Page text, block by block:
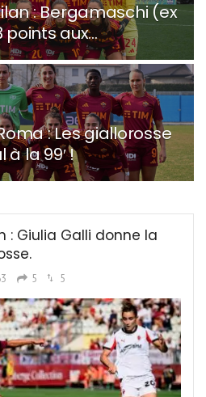
: Bergamaschi (ex
points aux
: Les giallorosse
la 99′ !
: Giulia Galli donne la
5 5